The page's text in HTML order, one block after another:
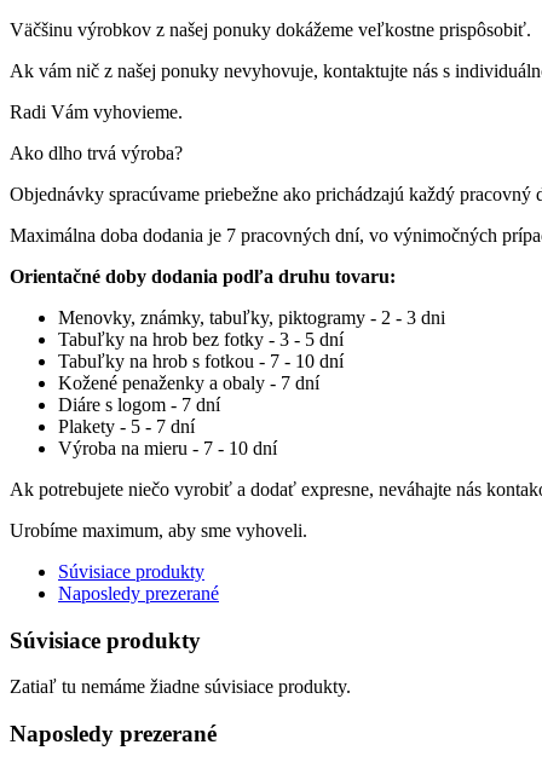
Väčšinu výrobkov z našej ponuky dokážeme veľkostne prispôsobiť.
Ak vám nič z našej ponuky nevyhovuje, kontaktujte nás s
Radi Vám vyhovieme.
Ako dlho trvá výroba?
Objednávky spracúvame priebežne ako prichádzajú každý pracovný
Maximálna doba dodania je 7 pracovných dní, vo výnimočných
Orientačné doby dodania podľa druhu tovaru:
Menovky, známky, tabuľky, piktogramy - 2 - 3 dni
Tabuľky na hrob bez fotky - 3 - 5 dní
Tabuľky na hrob s fotkou - 7 - 10 dní
Kožené penaženky a obaly - 7 dní
Diáre s logom - 7 dní
Plakety - 5 - 7 dní
Výroba na mieru - 7 - 10 dní
Ak potrebujete niečo vyrobiť a dodať expresne, neváhajte nás
Urobíme maximum, aby sme vyhoveli.
Súvisiace produkty
Naposledy prezerané
Súvisiace produkty
Zatiaľ tu nemáme žiadne súvisiace produkty.
Naposledy prezerané